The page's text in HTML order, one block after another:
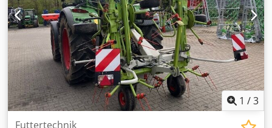
1 /3
Futtertechnik